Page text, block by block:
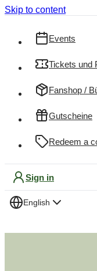
Skip to content
Events
Tickets und
Fanshop /
Gutscheine
Redeem a
Sign in
English